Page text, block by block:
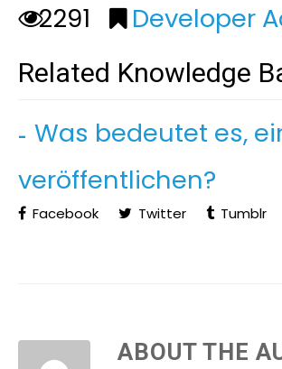
2291 Developer
Related Knowledge
Was bedeutet es,
veröffentlichen?
Facebook Twitter Tumblr
ABOUT THE